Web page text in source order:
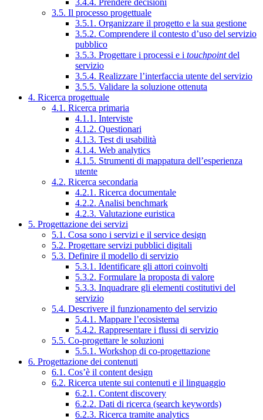
3.4.4. Prendere decisioni
3.5. Il processo progettuale
3.5.1. Organizzare il progetto e la sua gestione
3.5.2. Comprendere il contesto d’uso del servizio
pubblico
3.5.3. Progettare i processi e i touchpointdel
servizio
3.5.4. Realizzare l’interfaccia utente del servizio
3.5.5. Validare la soluzione ottenuta
4. Ricerca progettuale
4.1. Ricerca primaria
4.1.1. Interviste
4.1.2. Questionari
4.1.3. Test di usabilità
4.1.4. Web analytics
4.1.5. Strumenti di mappatura dell’esperienza
utente
4.2. Ricerca secondaria
4.2.1. Ricerca documentale
4.2.2. Analisi benchmark
4.2.3. Valutazione euristica
5. Progettazione dei servizi
5.1. Cosa sono i servizi e il service design
5.2. Progettare servizi pubblici digitali
5.3. Definire il modello di servizio
5.3.1. Identificare gli attori coinvolti
5.3.2. Formulare la proposta di valore
5.3.3. Inquadrare gli elementi costitutivi del
servizio
5.4. Descrivere il funzionamento del servizio
5.4.1. Mappare l’ecosistema
5.4.2. Rappresentare i flussi di servizio
5.5. Co-progettare le soluzioni
5.5.1. Workshop di co-progettazione
6. Progettazione dei contenuti
6.1. Cos’è il content design
6.2. Ricerca utente sui contenuti e il linguaggio
6.2.1. Content discovery
6.2.2. Dati di ricerca (search keywords)
6.2.3. Ricerca tramite analytics